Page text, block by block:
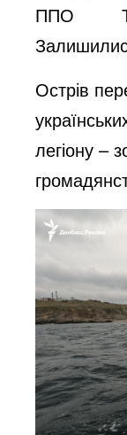
ППО
Острів
легіону –